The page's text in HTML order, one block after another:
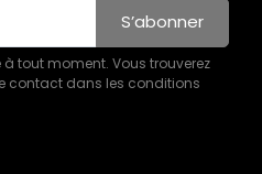
S’abonner
tout moment. Vous trouverez
contact dans les conditions